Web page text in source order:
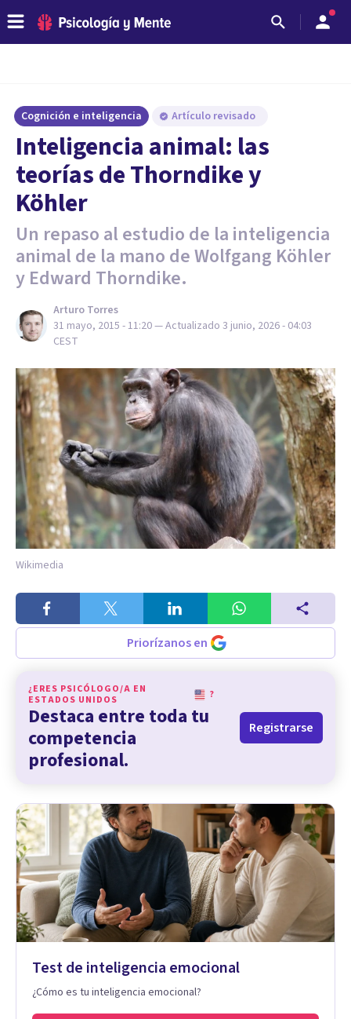
Cognición e inteligencia Artículo revisado
Inteligencia animal: las
teorías de Thorndike y
Köhler
Un repaso al estudio de la inteligencia
animal de la mano de Wolfgang Köhler
y Edward Thorndike.
Arturo Torres
31 mayo, 2015 - 11:20— Actualizado 3 junio, 2026 - 04:03
CEST
Wikimedia
Priorízanos en
¿ERES PSICÓLOGO/A EN
ESTADOS UNIDOS
?
Destaca entre toda tu
competencia
profesional.
Registrarse
Test de inteligencia emocional
¿Cómo es tu inteligencia emocional?